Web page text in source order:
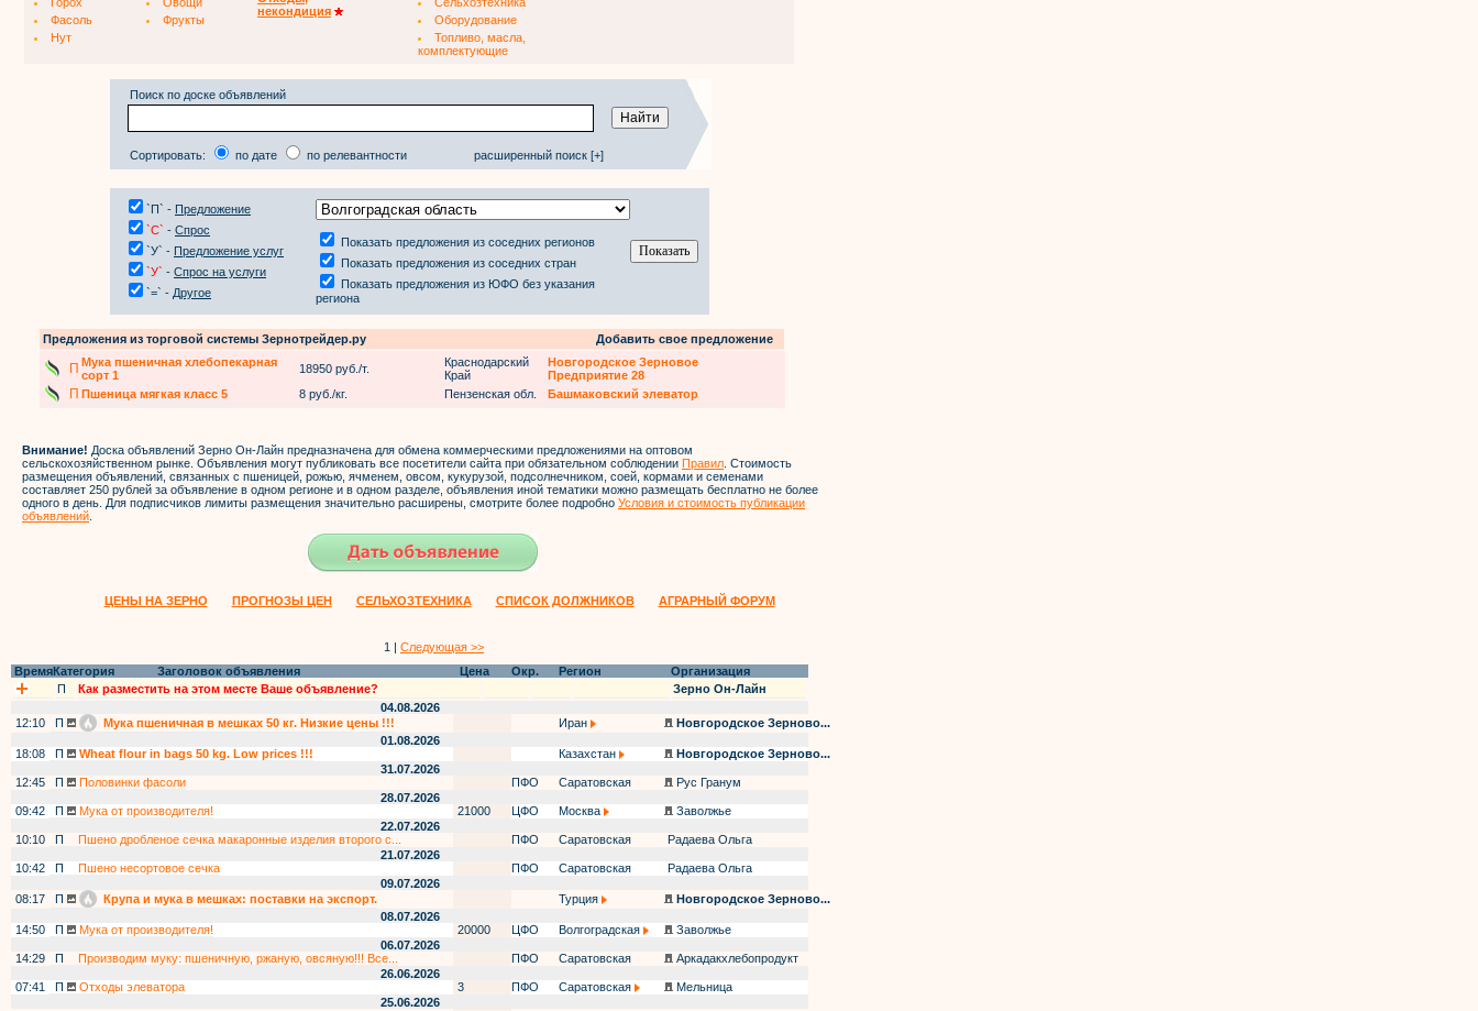
Фасоль
Фрукты
Нут
некондиция
Оборудование
Топливо, масла,
комплектующие
Поиск по доске объявлений
Сортировать: по дате по релевантности расширенный поиск [+]
`П` - Предложение
`С` - Спрос
`У` - Предложение услуг
`У` - Спрос на услуги
`=` - Другое
Показать предложения из соседних регионов
Показать предложения из соседних стран
Показать предложения из ЮФО без указания
региона
Предложения из торговой системы Зернотрейдер.ру Добавить свое предложение
П Мука пшеничная хлебопекарная
сорт 1
18950 руб./т.
Краснодарский
Край
Новгородское Зерновое
Предприятие 28
П Пшеница мягкая класс 5 8 руб./кг. Пензенская обл. Башмаковский элеватор
Внимание! Доска объявлений Зерно Он-Лайн предназначена для обмена коммерческими предложениями на оптовом
сельскохозяйственном рынке. Объявления могут публиковать все посетители сайта при обязательном соблюдении Правил . Стоимость
размещения объявлений, связанных с пшеницей, рожью, ячменем, овсом, кукурузой, подсолнечником, соей, кормами и семенами
составляет 250 рублей за объявление в одном регионе и в одном разделе, объявления иной тематики можно размещать бесплатно не более
одного в день. Для подписчиков лимиты размещения значительно расширены, смотрите более подробно Условия и стоимость публикации
объявлений
ЦЕНЫ НА ЗЕРНО ПРОГНОЗЫ ЦЕН СЕЛЬХОЗТЕХНИКА СПИСОК ДОЛЖНИКОВ АГРАРНЫЙ ФОРУМ
1 | Следующая >>
ВремяКатегория Заголовок объявления Цена Окр. Регион
Организация
П
Как разместить на этом месте Ваше объявление?
Зерно Он-Лайн
04.08.2026
12:10
П Мука пшеничная в мешках 50 кг. Низкие цены !!! Иран
Новгородское Зерново...
01.08.2026
18:08
П Wheat flour in bags 50 kg. Low prices !!! Казахстан
Новгородское Зерново...
31.07.2026
12:45
П Половинки фасоли ПФО Саратовская
Рус Гранум
28.07.2026
09:42
П Мука от производителя! 21000 ЦФО Москва
Заволжье
22.07.2026
10:10
П Пшено дробленое сечка макаронные изделия второго с... ПФО Саратовская
Радаева Ольга
21.07.2026
10:42
П Пшено несортовое сечка ПФО Саратовская
Радаева Ольга
09.07.2026
08:17
П Крупа и мука в мешках: поставки на экспорт. Турция
Новгородское Зерново...
08.07.2026
14:50
П Мука от производителя! 20000 ЦФО Волгоградская
Заволжье
06.07.2026
14:29
П Производим муку: пшеничную, ржаную, овсяную!!! Все... ПФО Саратовская
Аркадакхлебопродукт
26.06.2026
07:41
П Отходы элеватора 3 ПФО Саратовская
Мельница
25.06.2026